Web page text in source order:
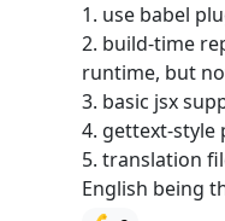
1. use babel
2. build-time
runtime, but
3. basic jsx
4. gettext-style
5. translation
English being